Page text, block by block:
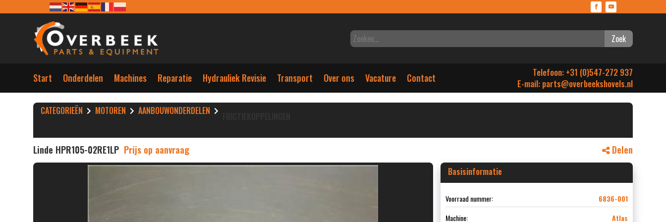
Zoek
Start Onderdelen Machines Reparatie Hydrauliek Revisie Transport Over ons Vacature Contact
Telefoon: +31 (0)547-272 937
E-mail: parts@overbeekshovels.nl
CATEGORIEËN MOTOREN AANBOUWONDERDELEN
Linde HPR105-02RE1LP Prijs op aanvraag Delen
Basisinformatie
Voorraad nummer:
6836-001
Machine:
Atlas